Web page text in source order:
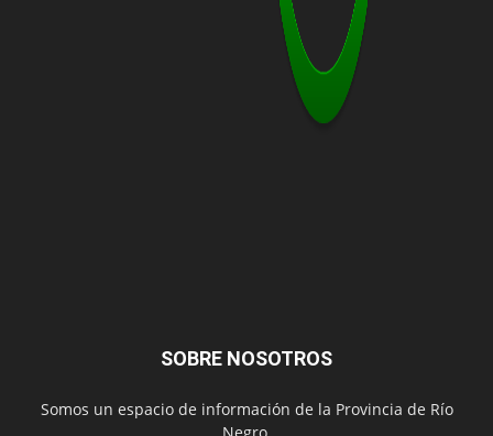
SOBRE NOSOTROS
Somos un espacio de información de la Provincia de Río